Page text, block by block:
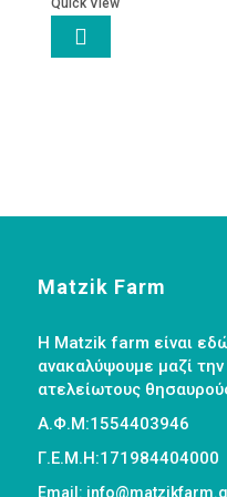
Quick View

Matzik Farm
Η Matzik farm είναι
ανακαλύψουμε μαζί
ατελείωτους
Α.Φ.Μ:1554403946
Γ.Ε.Μ.Η:171984404000
Email: